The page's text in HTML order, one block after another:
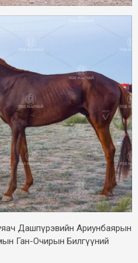
Дашпүрэвийн Ариунбаярын
Ган-Очирын Билгүүний